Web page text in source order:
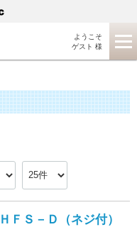
ようこそ
ゲスト 様
ＦＳ－Ｄ（ネジ付）